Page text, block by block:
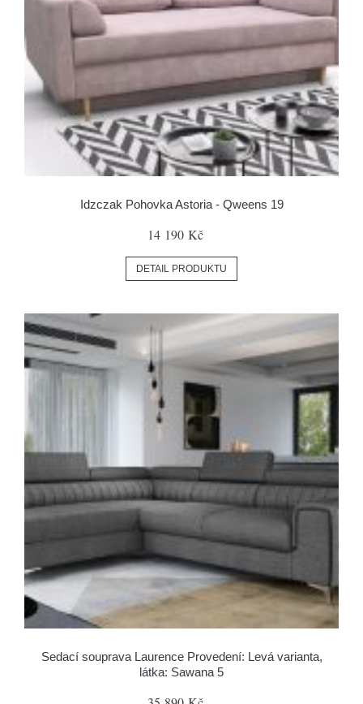
Idzczak Pohovka Astoria - Qweens 19
14 190 Kč
DETAIL PRODUKTU
Sedací souprava Laurence Provedení: Levá varianta,
látka: Sawana 5